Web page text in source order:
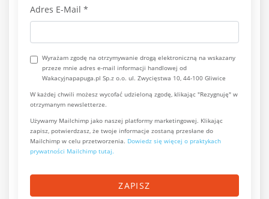
Adres E-Mail *
Wyrażam zgodę na otrzymywanie drogą elektroniczną na wskazany
przeze mnie adres e-mail informacji handlowej od
Wakacyjnapapuga.pl Sp.z o.o. ul. Zwycięstwa 10, 44-100 Gliwice
W każdej chwili możesz wycofać udzieloną zgodę, klikając "Rezygnuję" w
otrzymanym newsletterze.
Używamy Mailchimp jako naszej platformy marketingowej. Klikając
zapisz, potwierdzasz, że twoje informacje zostaną przesłane do
Mailchimp w celu przetworzenia. Dowiedz się więcej o praktykach
prywatności Mailchimp tutaj.
ZAPISZ